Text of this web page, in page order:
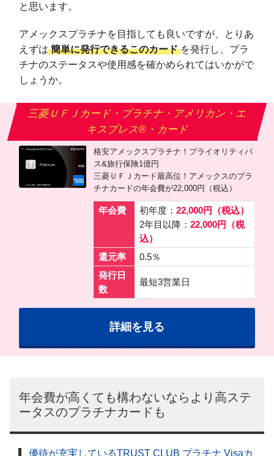
と思います。
アメックスプラチナを目指しても良いですが、とりあ
えずは 簡単に発行できるこのカード を発行し、プラ
チナのステータスや使用感を確かめられてはいかがで
しょうか。
三菱ＵＦＪカード・プラチナ・アメリカン・エ
キスプレス®・カード
格安アメックスプラチナ！プライオリティパ
ス&旅行保険1億円
三菱ＵＦＪカード最高位！アメックスのプラ
チナカードの年会費が22,000円（税込）
年会費 初年度： 22,000円（税込）
2年目以降： 22,000円（税
込）
還元率
0.5％
発行日
数
最短3営業日
詳細を見る
年会費が高くても構わないならより高ステ
ータスのプラチナカードも
優待が充実しているTRUST CLUB プラチナ Visaカ